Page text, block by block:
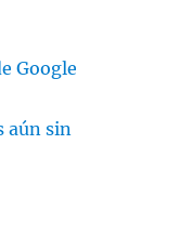
Google
aún sin